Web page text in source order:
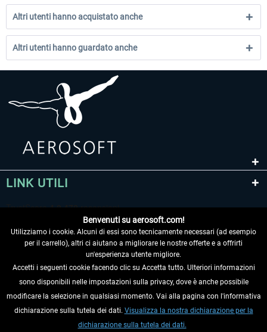
Altri utenti hanno acquistato anche
Altri utenti hanno guardato anche
LINK UTILI
RECEDERE DAL CONTRATTO
INFORMAZIONI
Benvenuti su aerosoft.com!
Utilizziamo i cookie. Alcuni di essi sono tecnicamente necessari (ad esempio
per il carrello), altri ci aiutano a migliorare le nostre offerte e a offrirti
un'esperienza utente migliore.
Accetti i seguenti cookie facendo clic su Accetta tutto. Ulteriori informazioni
sono disponibili nelle impostazioni sulla privacy, dove è anche possibile
modificare la selezione in qualsiasi momento. Vai alla pagina con l'informativa
dichiarazione sulla tutela dei dati. Visualizza la nostra dichiarazione per la
dichiarazione sulla tutela dei dati.